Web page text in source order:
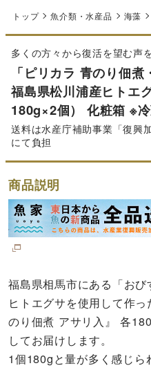
トップ 魚介類・水産品 海藻
多くの方々から復活を望む声
「ピリカラ 青のり佃煮
福島県松川浦産ヒトエ
180g×2個） 化粧箱 ※
送料は水産庁補助事業「復興
にて負担
商品説明
福島県相馬市にある「お
ヒトエグサを使用して作
のり佃煮 アサリ入』 各
してお届けします。
1個180gと量が多く感じ